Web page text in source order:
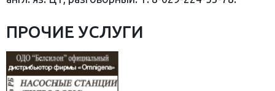
ПРОЧИЕ УСЛУГИ